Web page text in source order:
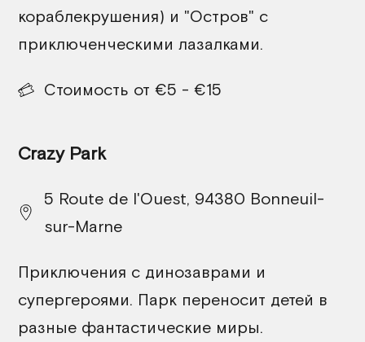
кораблекрушения) и "Остров" с
приключенческими лазалками.
Стоимость от €5 - €15
Crazy Park
5 Route de l'Ouest, 94380 Bonneuil-
sur-Marne
Приключения с динозаврами и
супергероями. Парк переносит детей в
разные фантастические миры.